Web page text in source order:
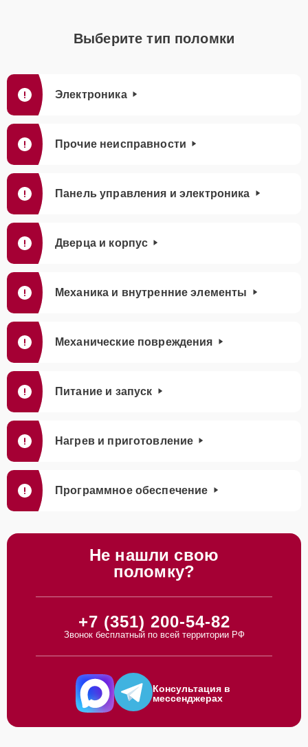
Выберите тип поломки
Электроника
Прочие неисправности
Панель управления и электроника
Дверца и корпус
Механика и внутренние элементы
Механические повреждения
Питание и запуск
Нагрев и приготовление
Программное обеспечение
Не нашли свою
поломку?
+7 (351) 200-54-82
Звонок бесплатный по всей территории РФ
Консультация в
мессенджерах